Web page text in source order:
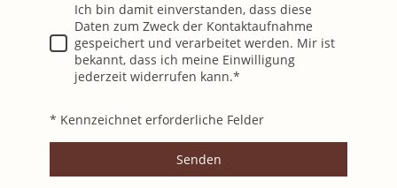
Ich bin damit einverstanden, dass diese
Daten zum Zweck der Kontaktaufnahme
gespeichert und verarbeitet werden. Mir ist
bekannt, dass ich meine Einwilligung
jederzeit widerrufen kann.*
* Kennzeichnet erforderliche Felder
Senden